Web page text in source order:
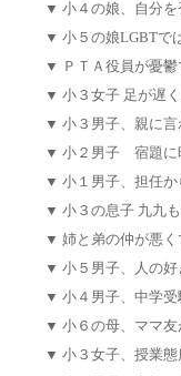
▼ 小４の娘、自分
▼ 小５の娘LGBTで
▼
ＰＴＡ役員が憂鬱
▼ 小３女子 足が遅
▼ 小３男子、親に
▼ 小２男子 宿題に
▼ 小１男子、担任
▼ 小３の息子 九九
▼ 姉と弟の仲が悪
▼ 小５男子、人の
▼ 小４男子、中学
▼ 小６の母、ママ友
▼ 小３女子、授業